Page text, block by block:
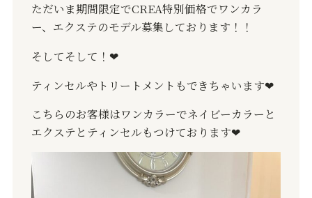
ただいま期間限定でCREA特別価格でワンカラ
ー、エクステのモデル募集しております！！
そしてそして！ ❤︎
ティンセルやトリートメントもできちゃいます❤︎
こちらのお客様はワンカラーでネイビーカラーと
エクステとティンセルもつけております❤︎